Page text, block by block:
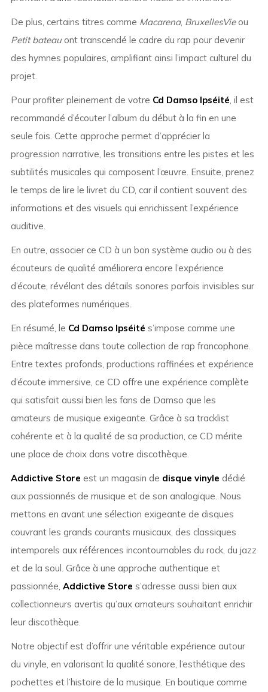
De plus, certains titres comme Macarena, BruxellesVieou
Petit bateauont transcendé le cadre du rap pour devenir
des hymnes populaires, amplifiant ainsi l’impact culturel du
projet.
Pour profiter pleinement de votre Cd Damso Ipséité, il est
recommandé d’écouter l’album du début à la fin en une
seule fois. Cette approche permet d’apprécier la
progression narrative, les transitions entre les pistes et les
subtilités musicales qui composent l’œuvre. Ensuite, prenez
le temps de lire le livret du CD, car il contient souvent des
informations et des visuels qui enrichissent l’expérience
auditive.
En outre, associer ce CD à un bon système audio ou à des
écouteurs de qualité améliorera encore l’expérience
d’écoute, révélant des détails sonores parfois invisibles sur
des plateformes numériques.
En résumé, le Cd Damso Ipséité s’impose comme une
pièce maîtresse dans toute collection de rap francophone.
Entre textes profonds, productions raffinées et expérience
d’écoute immersive, ce CD offre une expérience complète
qui satisfait aussi bien les fans de Damso que les
amateurs de musique exigeante. Grâce à sa tracklist
cohérente et à la qualité de sa production, ce CD mérite
une place de choix dans votre discothèque.
Addictive Store est un magasin de disque vinyle dédié
aux passionnés de musique et de son analogique. Nous
mettons en avant une sélection exigeante de disques
couvrant les grands courants musicaux, des classiques
intemporels aux références incontournables du rock, du jazz
et de la soul. Grâce à une approche authentique et
passionnée, Addictive Store s’adresse aussi bien aux
collectionneurs avertis qu’aux amateurs souhaitant enrichir
leur discothèque.
Notre objectif est d’offrir une véritable expérience autour
du vinyle, en valorisant la qualité sonore, l’esthétique des
pochettes et l’histoire de la musique. En boutique comme